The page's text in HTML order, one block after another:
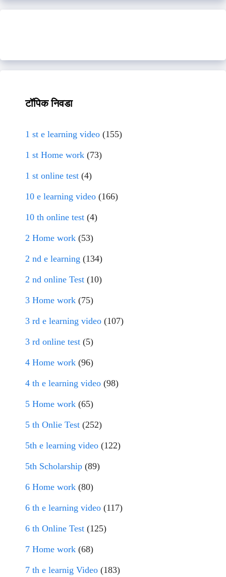
टॉपिक निवडा
1 st e learning video (155)
1 st Home work (73)
1 st online test (4)
10 e learning video (166)
10 th online test (4)
2 Home work (53)
2 nd e learning (134)
2 nd online Test (10)
3 Home work (75)
3 rd e learning video (107)
3 rd online test (5)
4 Home work (96)
4 th e learning video (98)
5 Home work (65)
5 th Onlie Test (252)
5th e learning video (122)
5th Scholarship (89)
6 Home work (80)
6 th e learning video (117)
6 th Online Test (125)
7 Home work (68)
7 th e learnig Video (183)